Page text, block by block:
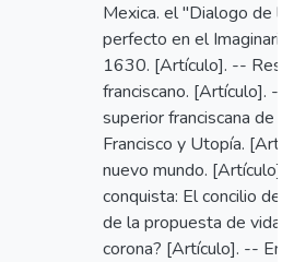
Mexica. el "Dialogo de
perfecto en el
1630. [Artículo]. --
franciscano. [Artículo]. --
superior franciscana de
Francisco y Utopía.
nuevo mundo.
conquista: El concilio de
de la propuesta de vida
corona? [Artículo]. -- En